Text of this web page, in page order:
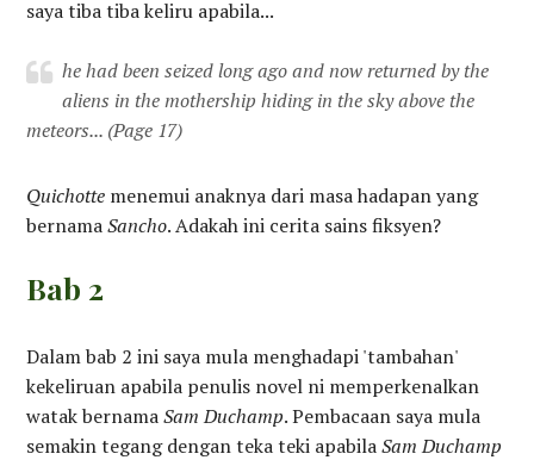
saya tiba tiba keliru apabila...
he had been seized long ago and now returned by the
aliens in the mothership hiding in the sky above the
meteors... (Page 17)
Quichotte menemui anaknya dari masa hadapan yang
bernamaSancho. Adakah ini cerita sains fiksyen?
Bab 2
Dalam bab 2 ini saya mula menghadapi 'tambahan'
kekeliruan apabila penulis novel ni memperkenalkan
watak bernamaSam Duchamp. Pembacaan saya mula
semakin tegang dengan teka teki apabilaSam Duchamp